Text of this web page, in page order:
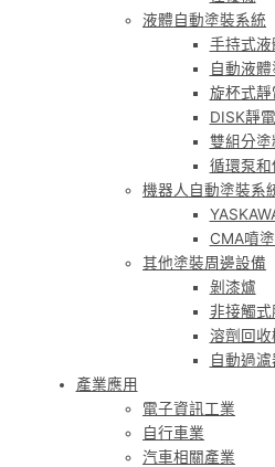
液體自動塗裝系統
手持式
自動液
旋杯式
DISK靜
雙組分
循環泵和
機器人自動塗裝系
CMA噴
其他塗裝周邊設備
剝漆爐
非接觸式
溶劑回收
自動過
產業應用
電子資訊工業
自行車業
汽車相關產業